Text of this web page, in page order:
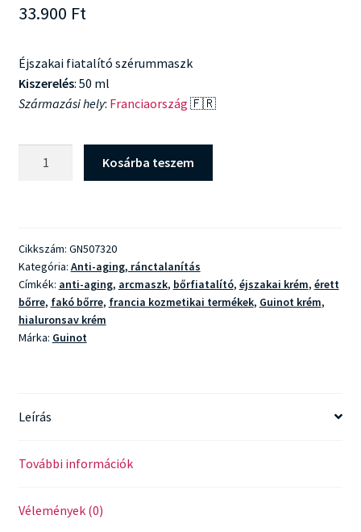
33.900 Ft
Éjszakai fiatalító szérummaszk
Kiszerelés: 50 ml
Származási hely: Franciaország 🇫🇷
mennyiség
Kosárba teszem
Cikkszám: GN507320
Kategória: Anti-aging, ránctalanítás
Címkék: anti-aging, arcmaszk, bőrfiatalító, éjszakai krém, érett
bőrre, fakó bőrre, francia kozmetikai termékek, Guinot krém,
hialuronsav krém
Márka: Guinot
Leírás
További információk
Vélemények (0)